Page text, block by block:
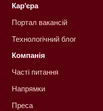
Кар'єра
Портал вакансій
Технологічний блог
Компанія
Часті питання
Напрямки
Преса